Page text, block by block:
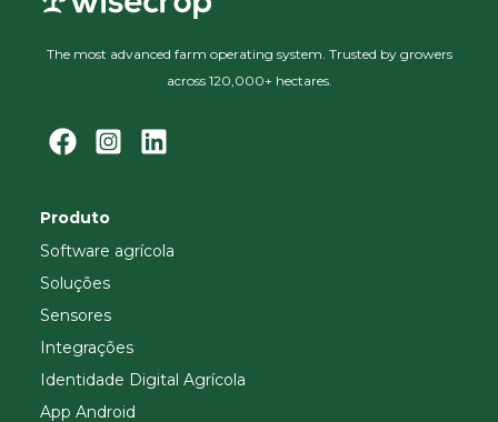
The most advanced farm operating system. Trusted by growers
across 120,000+ hectares.
Produto
Software agrícola
Soluções
Sensores
Integrações
Identidade Digital Agrícola
App Android